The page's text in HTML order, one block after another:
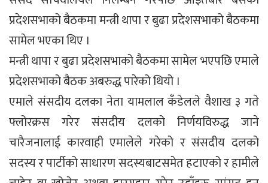
प्रदेशसभाको बैठकमा मन्त्री थापा र बुढा प्रदेशसभाको बैठकमा
सामेल भएका थिए ।
मन्त्री थापा र बुढा प्रदेशसभाको बैठकमा सामेल भएपछि एमाले
प्रदेशसभाको बैठक अबरुद्ध पारेको थियो ।
एमाले संसदीय दलका नेता यामलाल कँडेलले वैशाख ३ गते
फ्लोरक्रस गरेर संसदीय दलको निर्णयविरुद्ध जाने
चारैजनालाई कारवाही एमालेले गरेको र संसदीय दलको
सदस्य र पार्टीको साधारण सदस्यबाटसमेत हटाएको र हामीले